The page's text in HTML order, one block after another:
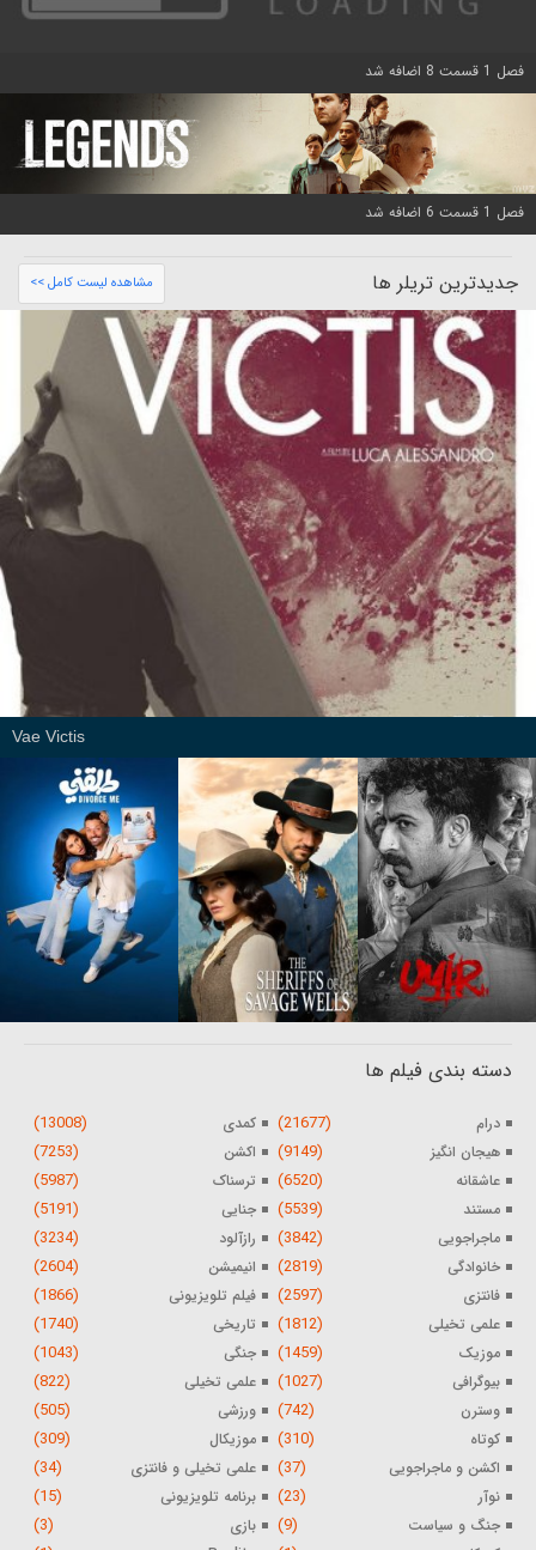
فصل 1 قسمت 8 اضافه شد
فصل 1 قسمت 6 اضافه شد
جدیدترین تریلر ها مشاهده لیست کامل >>
Vae Victis
دسته بندی فیلم ها
درام (21677) کمدی (13008)
هیجان انگیز (9149) اکشن (7253)
عاشقانه (6520) ترسناک (5987)
مستند (5539) جنایی (5191)
ماجراجویی (3842) رازآلود (3234)
خانوادگی (2819) انیمیشن (2604)
فانتزی (2597) فیلم تلویزیونی (1866)
علمی تخیلی (1812) تاریخی (1740)
موزیک (1459) جنگی (1043)
بیوگرافی (1027) علمی تخیلی (822)
وسترن (742) ورزشی (505)
کوتاه (310) موزیکال (309)
اکشن و ماجراجویی (37) علمی تخیلی و فانتزی (34)
نوآر (23) برنامه تلویزیونی (15)
جنگ و سیاست (9) بازی (3)